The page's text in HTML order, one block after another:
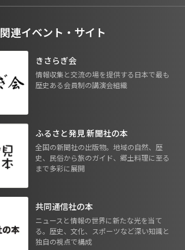
関連イベント・サイト
きさらぎ会
情報収集と交流の場を提供する日本で最も
歴史ある会員制の講演会組織
ふるさと発見 新聞社の本
全国の新聞社の出版物。地域の自然、歴
史、民俗から旅のガイド、郷土料理に至る
まで多彩に展開
共同通信社の本
ニュースと情報の世界に新たな光を当て
る。歴史、文化、スポーツなど深い知識と
独自の視点で構成